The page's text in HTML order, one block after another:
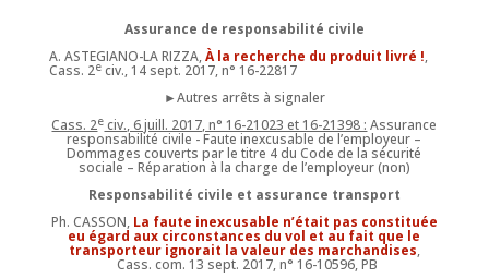
Assurance de responsabilité civile
A. ASTEGIANO-LA RIZZA,À la recherche du produit livré !,
Cass. 2eciv., 14 sept. 2017, n° 16-22817
►Autres arrêts à signaler
Cass. 2e civ., 6 juill. 2017, n° 16-21023 et 16-21398 : Assurance
responsabilité civile - Faute inexcusable de l’employeur –
Dommages couverts par le titre 4 du Code de la sécurité
sociale – Réparation à la charge de l’employeur (non)
Responsabilité civile et assurance transport
Ph. CASSON,La faute inexcusable n’était pas constituée
eu égard aux circonstances du vol et au fait que le
transporteur ignorait la valeur des marchandises,
Cass. com. 13 sept. 2017, n° 16-10596, PB